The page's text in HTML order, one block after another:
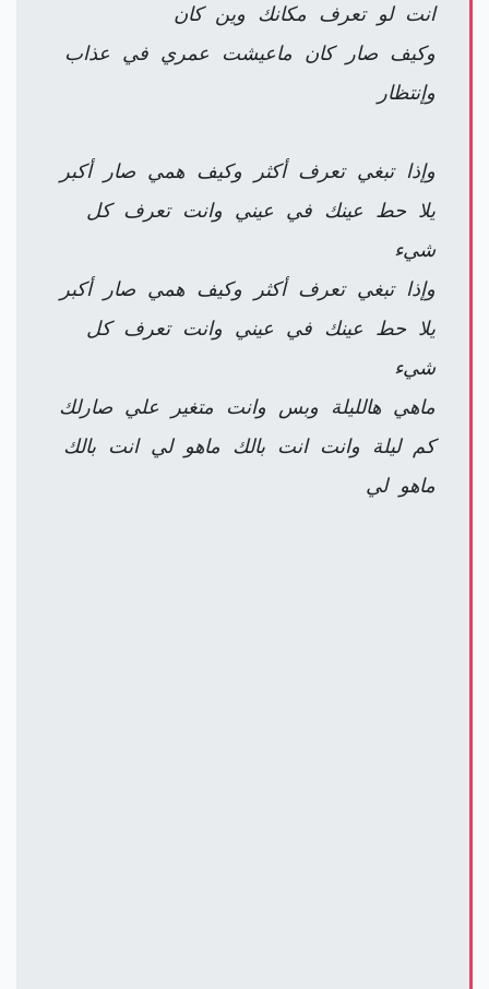
انت لو تعرف مكانك وين كان
وكيف صار كان ماعيشت عمري في عذاب
وإنتظار
وإذا تبغي تعرف أكثر وكيف همي صار أكبر
يلا حط عينك في عيني وانت تعرف كل
شيء
وإذا تبغي تعرف أكثر وكيف همي صار أكبر
يلا حط عينك في عيني وانت تعرف كل
شيء
ماهي هالليلة وبس وانت متغير علي صارلك
كم ليلة وانت انت بالك ماهو لي انت بالك
ماهو لي